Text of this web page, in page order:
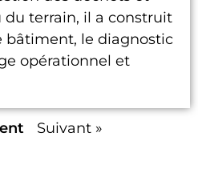
du terrain, il a construit
bâtiment, le diagnostic
opérationnel et
Suivant »